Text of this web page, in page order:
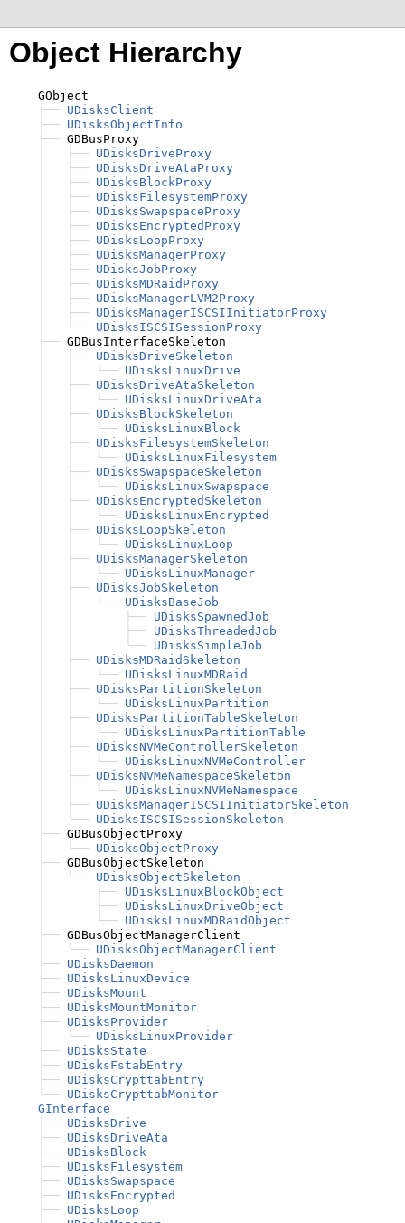
Object Hierarchy
    GObject
├── UDisksClient
├── UDisksObjectInfo
├── GDBusProxy
├── UDisksDriveProxy
├── UDisksDriveAtaProxy
├── UDisksBlockProxy
├── UDisksFilesystemProxy
├── UDisksSwapspaceProxy
├── UDisksEncryptedProxy
├── UDisksLoopProxy
├── UDisksManagerProxy
├── UDisksJobProxy
├── UDisksMDRaidProxy
├── UDisksManagerLVM2Proxy
├── UDisksManagerISCSIInitiatorProxy
╰── UDisksISCSISessionProxy
├── GDBusInterfaceSkeleton
├── UDisksDriveSkeleton
╰── UDisksLinuxDrive
├── UDisksDriveAtaSkeleton
╰── UDisksLinuxDriveAta
├── UDisksBlockSkeleton
╰── UDisksLinuxBlock
├── UDisksFilesystemSkeleton
╰── UDisksLinuxFilesystem
├── UDisksSwapspaceSkeleton
╰── UDisksLinuxSwapspace
├── UDisksEncryptedSkeleton
╰── UDisksLinuxEncrypted
├── UDisksLoopSkeleton
╰── UDisksLinuxLoop
├── UDisksManagerSkeleton
╰── UDisksLinuxManager
├── UDisksJobSkeleton
╰── UDisksBaseJob
├── UDisksSpawnedJob
├── UDisksThreadedJob
╰── UDisksSimpleJob
├── UDisksMDRaidSkeleton
╰── UDisksLinuxMDRaid
├── UDisksPartitionSkeleton
╰── UDisksLinuxPartition
├── UDisksPartitionTableSkeleton
╰── UDisksLinuxPartitionTable
├── UDisksNVMeControllerSkeleton
╰── UDisksLinuxNVMeController
├── UDisksNVMeNamespaceSkeleton
╰── UDisksLinuxNVMeNamespace
├── UDisksManagerISCSIInitiatorSkeleton
╰── UDisksISCSISessionSkeleton
├── GDBusObjectProxy
╰── UDisksObjectProxy
├── GDBusObjectSkeleton
╰── UDisksObjectSkeleton
├── UDisksLinuxBlockObject
├── UDisksLinuxDriveObject
╰── UDisksLinuxMDRaidObject
├── GDBusObjectManagerClient
╰── UDisksObjectManagerClient
├── UDisksDaemon
├── UDisksLinuxDevice
├── UDisksMount
├── UDisksMountMonitor
├── UDisksProvider
╰── UDisksLinuxProvider
├── UDisksState
├── UDisksFstabEntry
├── UDisksCrypttabEntry
╰── UDisksCrypttabMonitor
GInterface
├── UDisksDrive
├── UDisksDriveAta
├── UDisksBlock
├── UDisksFilesystem
├── UDisksSwapspace
├── UDisksEncrypted
├── UDisksLoop